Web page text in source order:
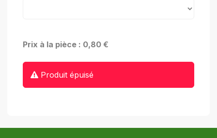
Prix à la pièce : 0,80 €
Produit épuisé